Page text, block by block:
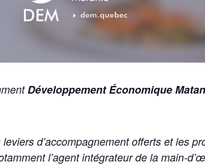
Développement Économique
d’accompagnement offerts et les
l’agent intégrateur de la main-